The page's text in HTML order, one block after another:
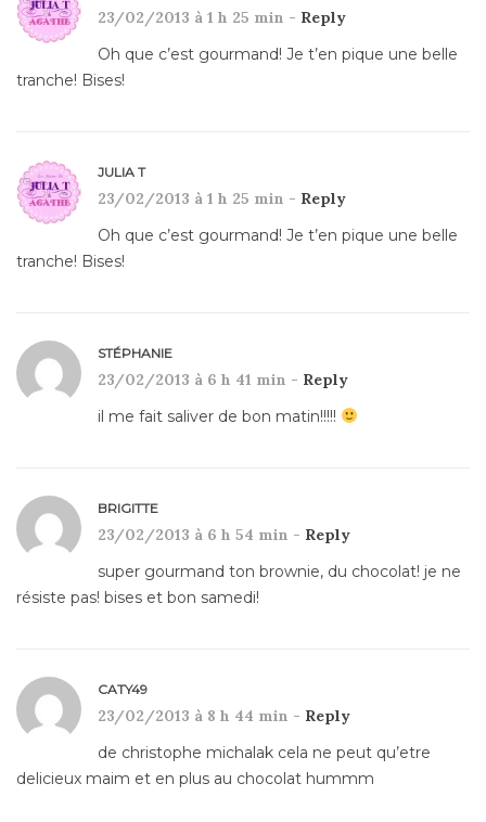
23/02/2013 à 1 h 25 min - Reply
Oh que c’est gourmand! Je t’en pique une belle
tranche! Bises!
JULIA T
23/02/2013 à 1 h 25 min - Reply
Oh que c’est gourmand! Je t’en pique une belle
tranche! Bises!
STÉPHANIE
23/02/2013 à 6 h 41 min - Reply
il me fait saliver de bon matin!!!!!
BRIGITTE
23/02/2013 à 6 h 54 min - Reply
super gourmand ton brownie, du chocolat! je ne
résiste pas! bises et bon samedi!
CATY49
23/02/2013 à 8 h 44 min - Reply
de christophe michalak cela ne peut qu’etre
delicieux maim et en plus au chocolat hummm